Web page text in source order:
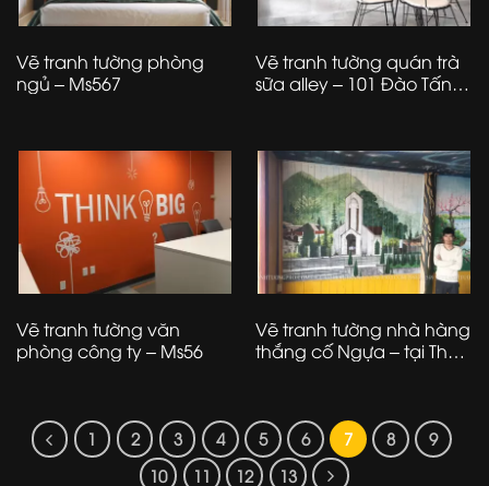
Vẽ tranh tường phòng
ngủ – Ms567
Vẽ tranh tường quán trà
sữa alley – 101 Đào Tấn –
Vẽ tranh tường văn
phòng công ty – Ms56
Vẽ tranh tường nhà hàng
thắng cố Ngựa – tại Thác
1 2 3 4 5 6 7 8
9
10
11 12 13